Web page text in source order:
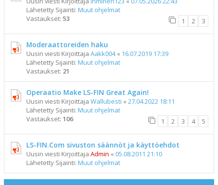
Lähetetty Sijainti: Muut ohjelmat
Vastaukset: 53 1 2 3
Moderaattoreiden haku
Uusin viesti Kirjoittaja Aakk004« 16.07.2019 17:39
Lähetetty Sijainti: Muut ohjelmat
Vastaukset: 21
Operaatio Make LS-FIN Great Again!
Uusin viesti Kirjoittaja Wallubesti « 27.04.2022 18:11
Lähetetty Sijainti: Muut ohjelmat
Vastaukset: 106 1 2 3 4 5
LS-FIN.Com sivuston säännöt ja käyttöehdot
Uusin viesti Kirjoittaja Admin « 05.08.2011 21:10
Lähetetty Sijainti: Muut ohjelmat